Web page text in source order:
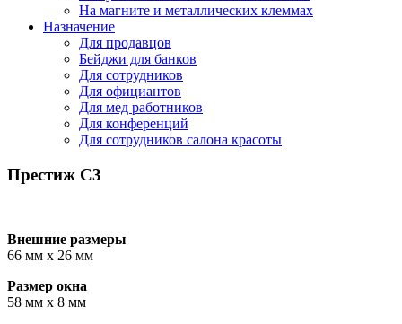
На магните и металлических клеммах
Назначение
Для продавцов
Бейджи для банков
Для сотрудников
Для официантов
Для мед работников
Для конференций
Для сотрудников салона красоты
Престиж С3
Внешние размеры
66 мм х 26 мм
Размер окна
58 мм x 8 мм